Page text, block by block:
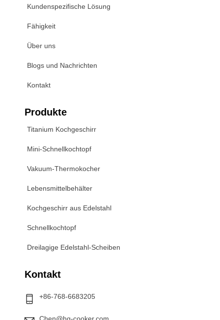
Kundenspezifische Lösung
Fähigkeit
Über uns
Blogs und Nachrichten
Kontakt
Produkte
Titanium Kochgeschirr
Mini-Schnellkochtopf
Vakuum-Thermokocher
Lebensmittelbehälter
Kochgeschirr aus Edelstahl
Schnellkochtopf
Dreilagige Edelstahl-Scheiben
Kontakt
+86-768-6683205